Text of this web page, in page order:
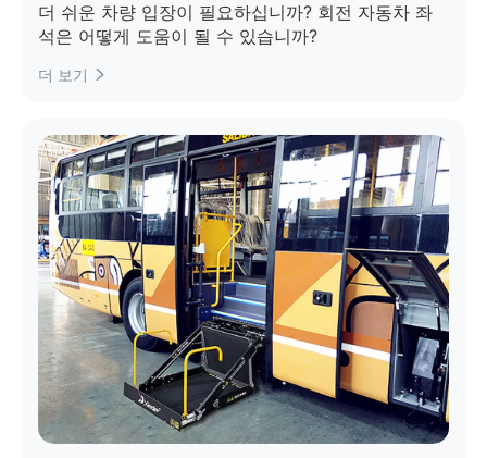
더 쉬운 차량 입장이 필요하십니까? 회전 자동차 좌
석은 어떻게 도움이 될 수 있습니까?
더 보기 